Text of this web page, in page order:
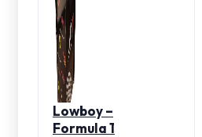
Lowboy –
Formula 1